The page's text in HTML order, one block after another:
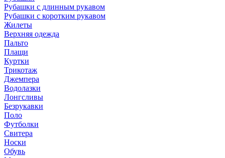
Рубашки с длинным рукавом
Рубашки с коротким рукавом
Жилеты
Верхняя одежда
Пальто
Плащи
Куртки
Трикотаж
Джемпера
Водолазки
Лонгсливы
Безрукавки
Поло
Футболки
Свитера
Носки
Обувь